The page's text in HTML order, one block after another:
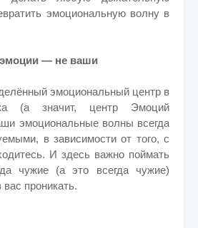
эмоциональную волну в
— не ваши
эмоциональный центр в
(а значит, центр Эмоций
эмоциональные волны всегда
в зависимости от того, с
И здесь важно поймать
чужие (а это всегда чужие)
проникать.